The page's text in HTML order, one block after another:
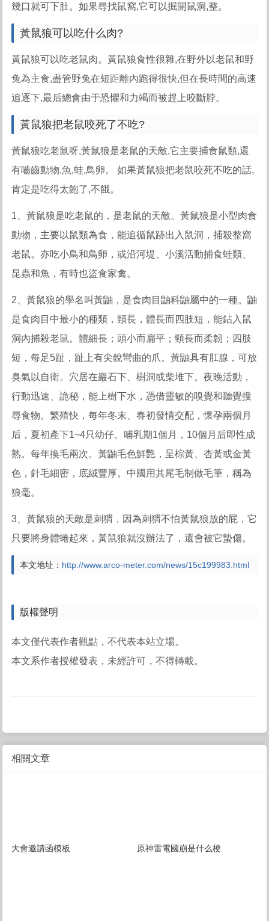
幾口就可下肚。如果尋找鼠窩,它可以掘開鼠洞,整。
黃鼠狼可以吃什么肉?
黃鼠狼可以吃老鼠肉。黃鼠狼食性很雜,在野外以老鼠和野
兔為主食,盡管野兔在短距離內跑得很快,但在長時間的高速
追逐下,最后總會由于恐懼和力竭而被趕上咬斷脖。
黃鼠狼把老鼠咬死了不吃?
黃鼠狼吃老鼠呀,黃鼠狼是老鼠的天敵,它主要捕食鼠類,還
有嚙齒動物,魚,蛙,鳥卵。 如果黃鼠狼把老鼠咬死不吃的話,
肯定是吃得太飽了,不餓。
1、黃鼠狼是吃老鼠的，是老鼠的天敵。黃鼠狼是小型肉食
動物，主要以鼠類為食，能追循鼠跡出入鼠洞，捕殺整窩
老鼠。亦吃小鳥和鳥卵，或沿河堤、小溪活動捕食蛙類、
昆蟲和魚，有時也盜食家禽。
2、黃鼠狼的學名叫黃鼬，是食肉目鼬科鼬屬中的一種。鼬
是食肉目中最小的種類，頸長，體長而四肢短，能鉆入鼠
洞內捕殺老鼠。體細長；頭小而扁平；頸長而柔韌；四肢
短，每足5趾，趾上有尖銳彎曲的爪。黃鼬具有肛腺，可放
臭氣以自衛。穴居在巖石下、樹洞或柴堆下。夜晚活動，
行動迅速、詭秘，能上樹下水，憑借靈敏的嗅覺和聽覺搜
尋食物。繁殖快，每年冬末、春初發情交配，懷孕兩個月
后，夏初產下1~4只幼仔。哺乳期1個月，10個月后即性成
熟。每年換毛兩次。黃鼬毛色鮮艷，呈棕黃、杏黃或金黃
色，針毛細密，底絨豐厚。中國用其尾毛制做毛筆，稱為
狼毫。
3、黃鼠狼的天敵是刺猬，因為刺猬不怕黃鼠狼放的屁，它
只要將身體蜷起來，黃鼠狼就沒辦法了，還會被它蟄傷。
本文地址： http://www.arco-meter.com/news/15c199983.html
版權聲明
本文僅代表作者觀點，不代表本站立場。
本文系作者授權發表，未經許可，不得轉載。
相關文章
大會邀請函模板 原神雷電國崩是什么梗